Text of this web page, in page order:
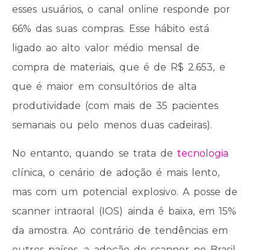
esses usuários, o canal online responde por
66% das suas compras. Esse hábito está
ligado ao alto valor médio mensal de
compra de materiais, que é de R$ 2.653, e
que é maior em consultórios de alta
produtividade (com mais de 35 pacientes
semanais ou pelo menos duas cadeiras).
No entanto, quando se trata detecnologia
clínica, o cenário de adoção é mais lento,
mas com um potencial explosivo. A posse de
scanner intraoral (IOS) ainda é baixa, em 15%
da amostra. Ao contrário de tendências em